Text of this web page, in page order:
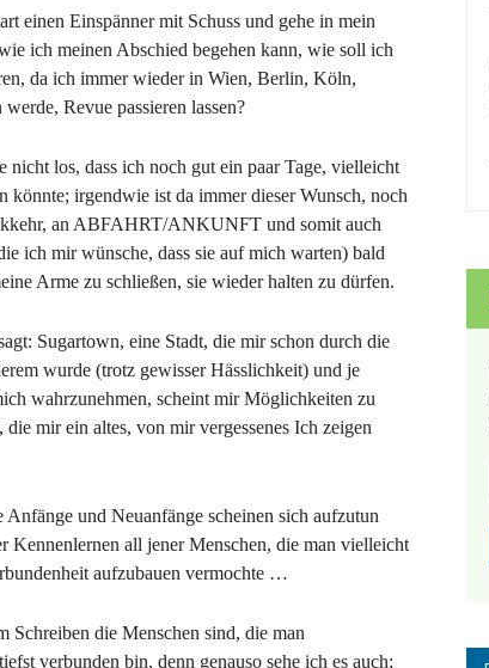
einen Einspänner mit Schuss und gehe in mein
ich meinen Abschied begehen kann, wie soll ich
da ich immer wieder in Wien, Berlin, Köln,
Revue passieren lassen?
los, dass ich noch gut ein paar Tage, vielleicht
könnte; irgendwie ist da immer dieser Wunsch, noch
an ABFAHRT/ANKUNFT und somit auch
ich mir wünsche, dass sie auf mich warten) bald
Arme zu schließen, sie wieder halten zu dürfen.
Sugartown, eine Stadt, die mir schon durch die
wurde (trotz gewisser Hässlichkeit) und je
wahrzunehmen, scheint mir Möglichkeiten zu
mir ein altes, von mir vergessenes Ich zeigen
und Neuanfänge scheinen sich aufzutun
Kennenlernen all jener Menschen, die man vielleicht
aufzubauen vermochte …
Schreiben die Menschen sind, die man
verbunden bin, denn genauso sehe ich es auch;